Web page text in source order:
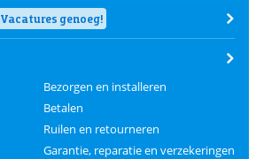
Vacatures genoeg!
Bezorgen en installeren
Betalen
Ruilen en retourneren
Garantie, reparatie en verzekeringen